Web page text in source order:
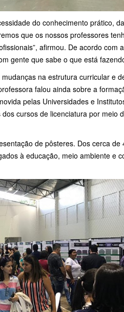
do conhecimento prático,
que os nossos professores
afirmou. De acordo com
gente que sabe o que está
na estrutura curricular e
falou ainda sobre a
pelas Universidades e
cursos de licenciatura por meio
de pôsteres. Dos cerca de
à educação, meio ambiente e